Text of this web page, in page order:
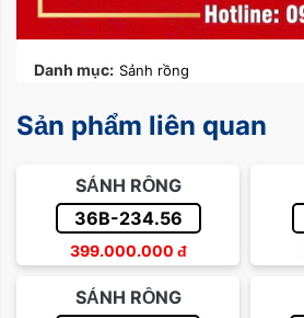
Danh mục: Sảnh rồng
Sản phẩm liên quan
SẢNH RỒNG
36B-234.56
399.000.000 đ
SẢNH RỒNG